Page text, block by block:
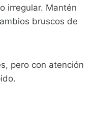
irregular. Mantén
bruscos de
pero con atención